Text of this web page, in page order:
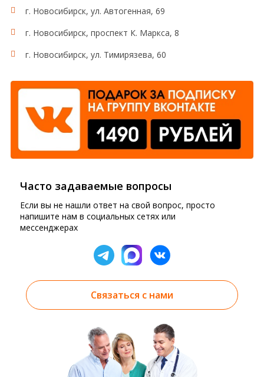
г. Новосибирск, ул. Автогенная, 69
г. Новосибирск, проспект К. Маркса, 8
г. Новосибирск, ул. Тимирязева, 60
Часто задаваемые вопросы
Если вы не нашли ответ на свой вопрос, просто
напишите нам в социальных сетях или
мессенджерах
Связаться с нами